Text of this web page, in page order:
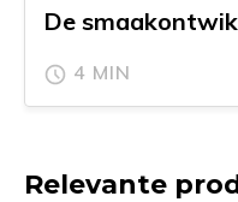
De
4 MIN
Relevante